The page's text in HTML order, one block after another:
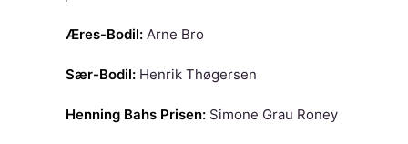
Æres-Bodil: Arne Bro
Sær-Bodil: Henrik Thøgersen
Henning Bahs Prisen: Simone Grau Roney